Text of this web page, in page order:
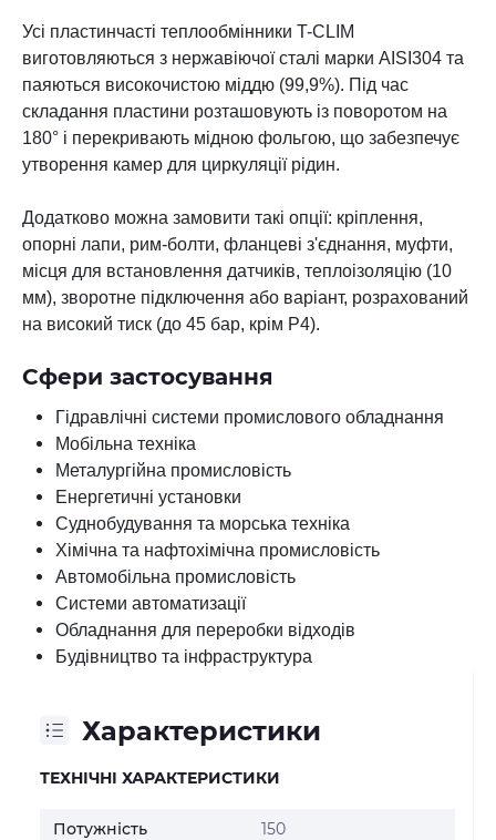
Усі пластинчасті теплообмінники T-CLIM
виготовляються з нержавіючої сталі марки AISI304 та
паяються високочистою міддю (99,9%). Під час
складання пластини розташовують із поворотом на
180° і перекривають мідною фольгою, що забезпечує
утворення камер для циркуляції рідин.
Додатково можна замовити такі опції: кріплення,
опорні лапи, рим-болти, фланцеві з'єднання, муфти,
місця для встановлення датчиків, теплоізоляцію (10
мм), зворотне підключення або варіант, розрахований
на високий тиск (до 45 бар, крім P4).
Сфери застосування
Гідравлічні системи промислового обладнання
Мобільна техніка
Металургійна промисловість
Енергетичні установки
Суднобудування та морська техніка
Хімічна та нафтохімічна промисловість
Автомобільна промисловість
Системи автоматизації
Обладнання для переробки відходів
Будівництво та інфраструктура
Характеристики
ТЕХНІЧНІ ХАРАКТЕРИСТИКИ
Потужність
150